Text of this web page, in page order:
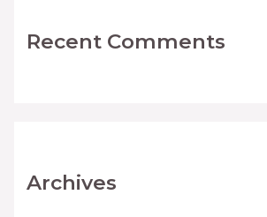
Recent Comments
Archives